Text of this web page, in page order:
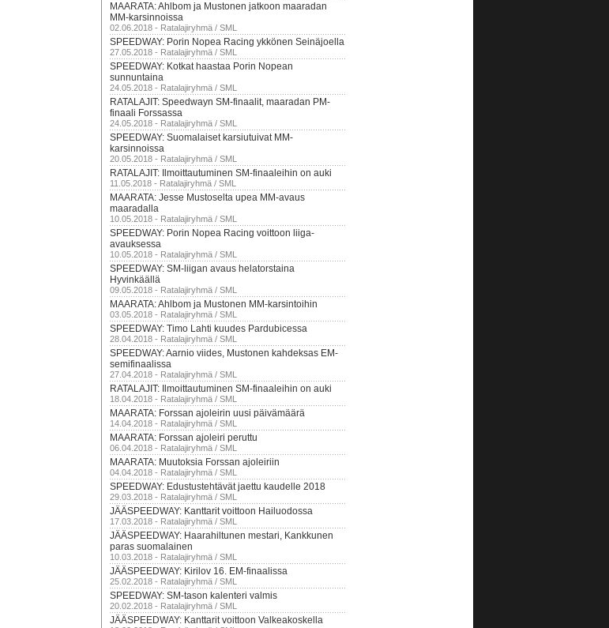
MAARATA: Ahlbom ja Mustonen jatkoon maaradan
MM-karsinnoissa
02.06.2018 - Ratalajiryhmä / SML
SPEEDWAY: Porin Nopea Racing ykkönen Seinäjoella
27.05.2018 - Ratalajiryhmä / SML
SPEEDWAY: Kotkat haastaa Porin Nopean
sunnuntaina
24.05.2018 - Ratalajiryhmä / SML
RATALAJIT: Speedwayn SM-finaalit, maaradan PM-
finaali Forssassa
24.05.2018 - Ratalajiryhmä / SML
SPEEDWAY: Suomalaiset karsiutuivat MM-
karsinnoissa
20.05.2018 - Ratalajiryhmä / SML
RATALAJIT: Ilmoittautuminen SM-finaaleihin on auki
11.05.2018 - Ratalajiryhmä / SML
MAARATA: Jesse Mustoselta upea MM-avaus
maaradalla
10.05.2018 - Ratalajiryhmä / SML
SPEEDWAY: Porin Nopea Racing voittoon liiga-
avauksessa
10.05.2018 - Ratalajiryhmä / SML
SPEEDWAY: SM-liigan avaus helatorstaina
Hyvinkäällä
09.05.2018 - Ratalajiryhmä / SML
MAARATA: Ahlbom ja Mustonen MM-karsintoihin
03.05.2018 - Ratalajiryhmä / SML
SPEEDWAY: Timo Lahti kuudes Pardubicessa
28.04.2018 - Ratalajiryhmä / SML
SPEEDWAY: Aarnio viides, Mustonen kahdeksas EM-
semifinaalissa
27.04.2018 - Ratalajiryhmä / SML
RATALAJIT: Ilmoittautuminen SM-finaaleihin on auki
18.04.2018 - Ratalajiryhmä / SML
MAARATA: Forssan ajoleirin uusi päivämäärä
14.04.2018 - Ratalajiryhmä / SML
MAARATA: Forssan ajoleiri peruttu
06.04.2018 - Ratalajiryhmä / SML
MAARATA: Muutoksia Forssan ajoleiriin
04.04.2018 - Ratalajiryhmä / SML
SPEEDWAY: Edustustehtävät jaettu kaudelle 2018
29.03.2018 - Ratalajiryhmä / SML
JÄÄSPEEDWAY: Kanttarit voittoon Hailuodossa
17.03.2018 - Ratalajiryhmä / SML
JÄÄSPEEDWAY: Haarahiltunen mestari, Kankkunen
paras suomalainen
10.03.2018 - Ratalajiryhmä / SML
JÄÄSPEEDWAY: Kirilov 16. EM-finaalissa
25.02.2018 - Ratalajiryhmä / SML
SPEEDWAY: SM-tason kalenteri valmis
20.02.2018 - Ratalajiryhmä / SML
JÄÄSPEEDWAY: Kanttarit voittoon Valkeakoskella